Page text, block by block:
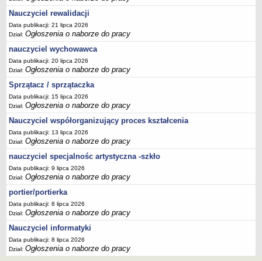
Nauczyciel rewalidacji
Data publikacji: 21 lipca 2026
Dział:Ogłoszenia o naborze do pracy
nauczyciel wychowawca
Data publikacji: 20 lipca 2026
Dział:Ogłoszenia o naborze do pracy
Sprzątacz / sprzątaczka
Data publikacji: 15 lipca 2026
Dział:Ogłoszenia o naborze do pracy
Nauczyciel współorganizujący proces kształcenia
Data publikacji: 13 lipca 2026
Dział:Ogłoszenia o naborze do pracy
nauczyciel specjalnośc artystyczna -szkło
Data publikacji: 9 lipca 2026
Dział:Ogłoszenia o naborze do pracy
portier/portierka
Data publikacji: 8 lipca 2026
Dział:Ogłoszenia o naborze do pracy
Nauczyciel informatyki
Data publikacji: 8 lipca 2026
Dział:Ogłoszenia o naborze do pracy